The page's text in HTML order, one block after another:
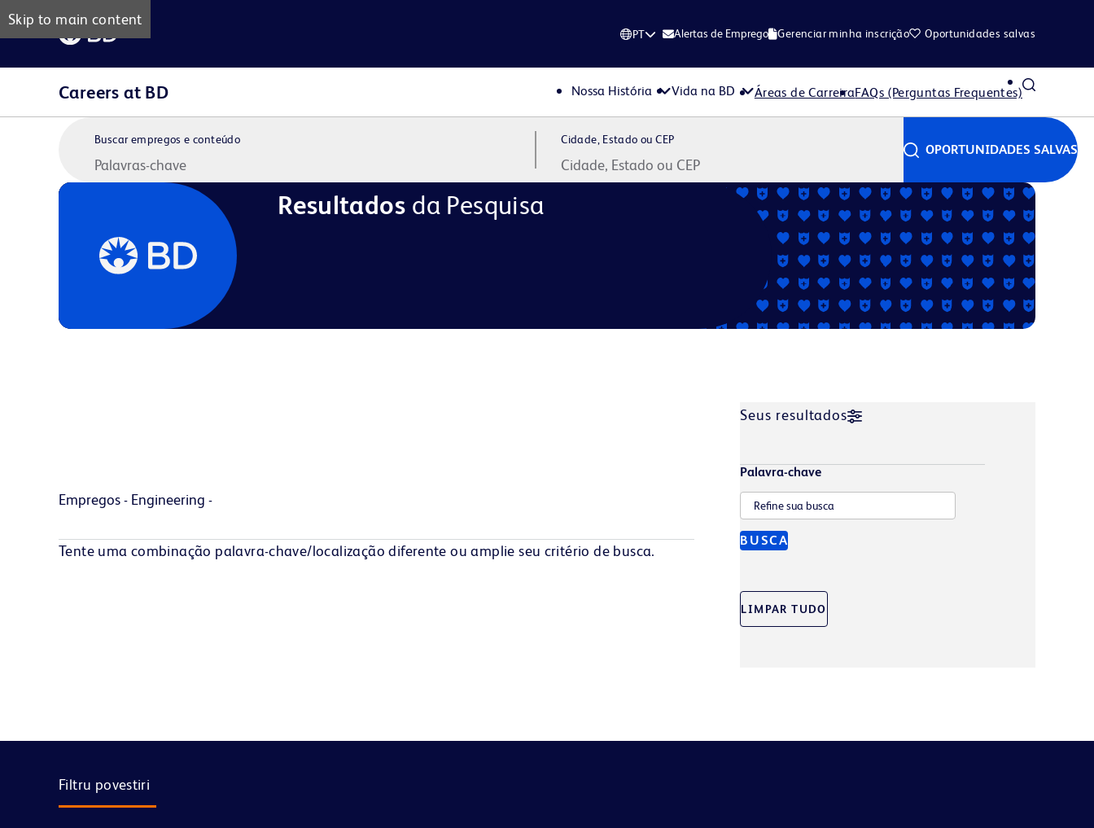
Skip to main content
PT Alertas de Emprego Gerenciar minha inscrição Oportunidades salvas
Careers at BD Nossa História Vida na BD Áreas de CarreiraFAQs (Perguntas Frequentes)
Buscar empregos e conteúdo Cidade, Estado ou CEP
OPORTUNIDADES SALVAS
Resultados da Pesquisa
Empregos - Engineering -
Tente uma combinação palavra-chave/localização diferente ou amplie seu critério de busca.
Seus resultados
Palavra-chave
BUSCA
LIMPAR TUDO
Filtru povestiri